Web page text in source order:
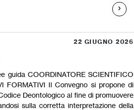
22 GIUGNO 2026
guida COORDINATORE SCIENTIFICO
FORMATIVI Il Convegno si propone di
Deontologico al fine di promuovere
sulla corretta interpretazione della